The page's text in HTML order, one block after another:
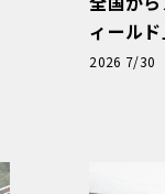
ィール
と、プロ
2026 7/30